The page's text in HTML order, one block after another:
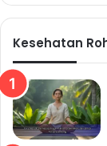
Kesehatan